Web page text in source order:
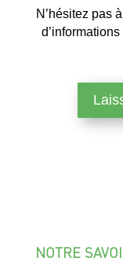
N’hésitez pas
NOTRE